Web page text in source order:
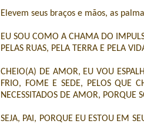
Elevem seus braços e mãos, as
EU SOU COMO A CHAMA DO
PELAS RUAS, PELA TERRA E PELA
CHEIO(A) DE AMOR, EU VOU
FRIO, FOME E SEDE, PELOS QUE
NECESSITADOS DE AMOR, PORQUE
SEJA, PAI, PORQUE EU ESTOU EM